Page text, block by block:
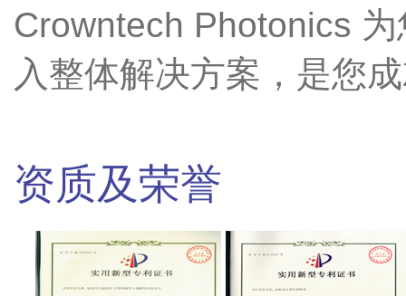
Crowntech Photonics
入整体解决方案，是您
资质及荣誉